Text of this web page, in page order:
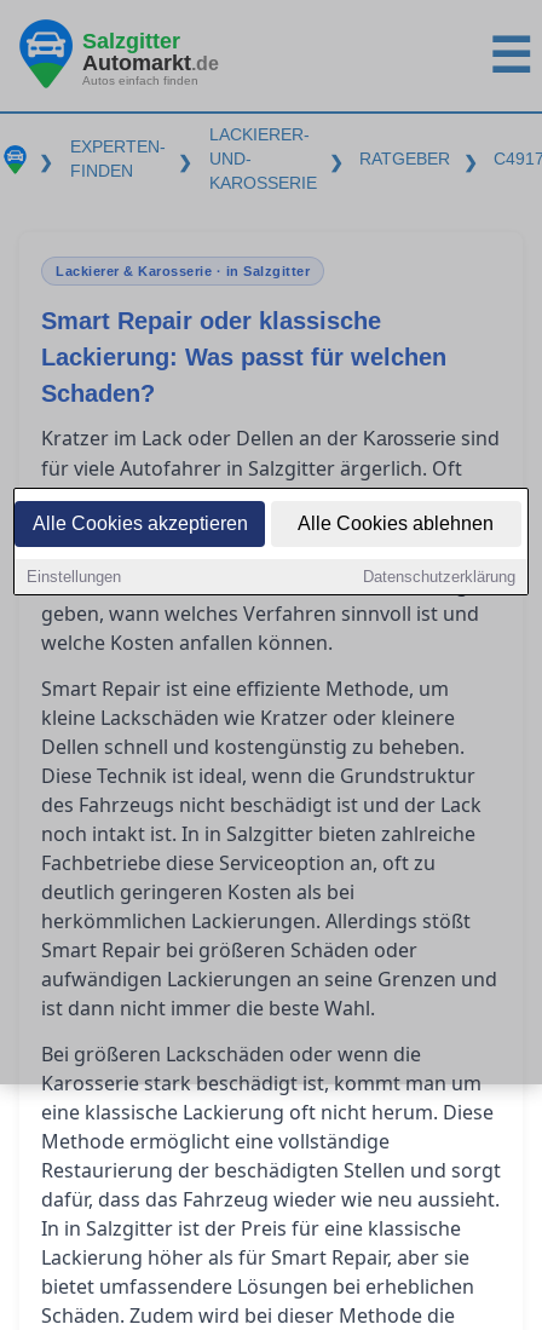
Alle Cookies akzeptieren Alle Cookies ablehnen
Einstellungen Datenschutzerklärung
Salzgitter
Automarkt.de
Autos einfach finden ☰
❯
EXPERTEN-
FINDEN
❯
LACKIERER-
UND-
KAROSSERIE
❯ RATGEBER ❯
Lackierer & Karosserie · in Salzgitter
Smart Repair oder klassische
Lackierung: Was passt für welchen
Schaden?
Kratzer im Lack oder Dellen an der Karosserie sind
für viele Autofahrer in Salzgitter ärgerlich. Oft
stellt sich die Frage, ob Smart Repair ausreicht
oder eine klassische Lackierung nötig ist. In
diesem Ratgeber werden die Vor- und Nachteile
beider Methoden beleuchtet, um Orientierung zu
geben, wann welches Verfahren sinnvoll ist und
welche Kosten anfallen können.
Smart Repair ist eine effiziente Methode, um
kleine Lackschäden wie Kratzer oder kleinere
Dellen schnell und kostengünstig zu beheben.
Diese Technik ist ideal, wenn die Grundstruktur
des Fahrzeugs nicht beschädigt ist und der Lack
noch intakt ist. In in Salzgitter bieten zahlreiche
Fachbetriebe diese Serviceoption an, oft zu
deutlich geringeren Kosten als bei
herkömmlichen Lackierungen. Allerdings stößt
Smart Repair bei größeren Schäden oder
aufwändigen Lackierungen an seine Grenzen und
ist dann nicht immer die beste Wahl.
Bei größeren Lackschäden oder wenn die
Karosserie stark beschädigt ist, kommt man um
eine klassische Lackierung oft nicht herum. Diese
Methode ermöglicht eine vollständige
Restaurierung der beschädigten Stellen und sorgt
dafür, dass das Fahrzeug wieder wie neu aussieht.
In in Salzgitter ist der Preis für eine klassische
Lackierung höher als für Smart Repair, aber sie
bietet umfassendere Lösungen bei erheblichen
Schäden. Zudem wird bei dieser Methode die